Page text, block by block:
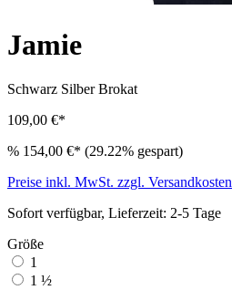
Jamie
Schwarz SilberBrokat
109,00 €*
% 154,00 €* (29.22% gespart)
Preise inkl. MwSt. zzgl. Versandkosten
Sofort verfügbar, Lieferzeit: 2-5 Tage
Größe
1
1 ½